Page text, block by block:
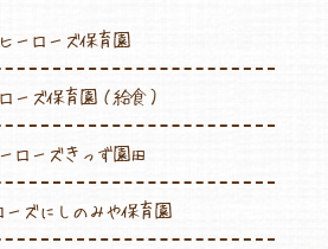
ヒーローズ保育園
ーズ保育園（給食）
ローズきっず園田
ーズにしのみや保育園